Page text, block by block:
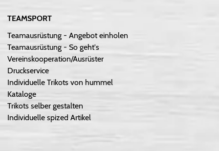
TEAMSPORT
Teamausrüstung - Angebot einholen
Teamausrüstung - So geht's
Vereinskooperation/Ausrüster
Druckservice
Individuelle Trikots von hummel
Kataloge
Trikots selber gestalten
Individuelle spized Artikel